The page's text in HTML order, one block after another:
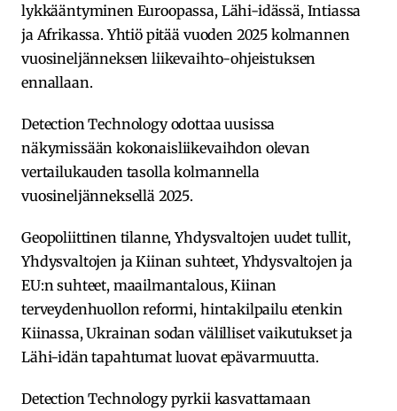
lykkääntyminen Euroopassa, Lähi-idässä, Intiassa
ja Afrikassa. Yhtiö pitää vuoden 2025 kolmannen
vuosineljänneksen liikevaihto-ohjeistuksen
ennallaan.
Detection Technology odottaa uusissa
näkymissään kokonaisliikevaihdon olevan
vertailukauden tasolla kolmannella
vuosineljänneksellä 2025.
Geopoliittinen tilanne, Yhdysvaltojen uudet tullit,
Yhdysvaltojen ja Kiinan suhteet, Yhdysvaltojen ja
EU:n suhteet, maailmantalous, Kiinan
terveydenhuollon reformi, hintakilpailu etenkin
Kiinassa, Ukrainan sodan välilliset vaikutukset ja
Lähi-idän tapahtumat luovat epävarmuutta.
Detection Technology pyrkii kasvattamaan